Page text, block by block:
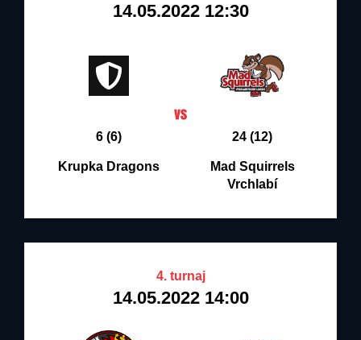
14.05.2022 12:30
6 (6)
Krupka Dragons
24 (12)
Mad Squirrels
Vrchlabí
4. turnaj
14.05.2022 14:00